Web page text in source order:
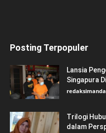
Posting Terpopuler
Lansia
Singapura
Trilogi
dalam